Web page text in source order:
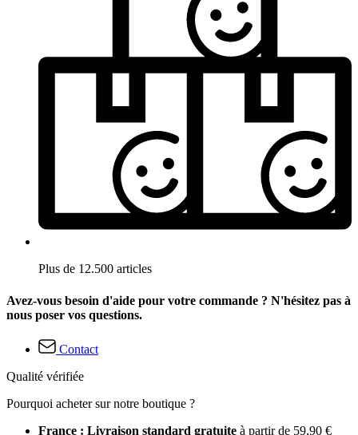
Plus de 12.500 articles
Avez-vous besoin d'aide pour votre commande ? N'hésitez pas à
nous poser vos questions.
Contact
Qualité vérifiée
Pourquoi acheter sur notre boutique ?
France : Livraison standard gratuite à partir de 59,90 €